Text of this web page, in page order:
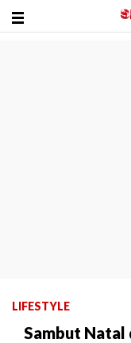
LIFESTYLE
Sambut Natal